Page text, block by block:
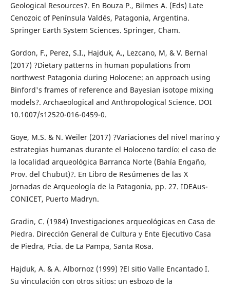
Geological Resources?. En Bouza P., Bilmes A. (Eds) Late
Cenozoic of Península Valdés, Patagonia, Argentina.
Springer Earth System Sciences. Springer, Cham.
Gordon, F., Perez, S.I., Hajduk, A., Lezcano, M, & V. Bernal
(2017) ?Dietary patterns in human populations from
northwest Patagonia during Holocene: an approach using
Binford's frames of reference and Bayesian isotope mixing
models?. Archaeological and Anthropological Science. DOI
10.1007/s12520-016-0459-0.
Goye, M.S. & N. Weiler (2017) ?Variaciones del nivel marino y
estrategias humanas durante el Holoceno tardío: el caso de
la localidad arqueológica Barranca Norte (Bahía Engaño,
Prov. del Chubut)?. En Libro de Resúmenes de las X
Jornadas de Arqueología de la Patagonia, pp. 27. IDEAus-
CONICET, Puerto Madryn.
Gradin, C. (1984) Investigaciones arqueológicas en Casa de
Piedra. Dirección General de Cultura y Ente Ejecutivo Casa
de Piedra, Pcia. de La Pampa, Santa Rosa.
Hajduk, A. & A. Albornoz (1999) ?El sitio Valle Encantado I.
Su vinculación con otros sitios: un esbozo de la